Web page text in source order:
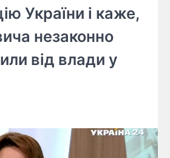
України і каже,
незаконно
від влади у